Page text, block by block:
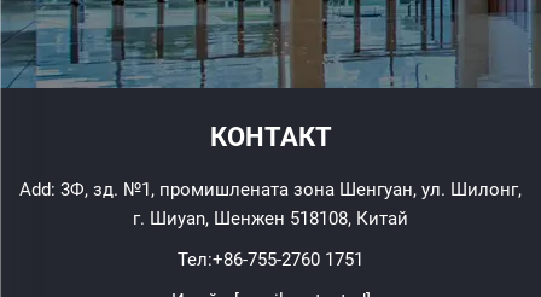
КОНТАКТ
Add: 3Ф, зд. №1, промишлената зона Шенгуан, ул. Шилонг,
г. Шиyan, Шенжен 518108, Китай
Тел:+86-755-2760 1751